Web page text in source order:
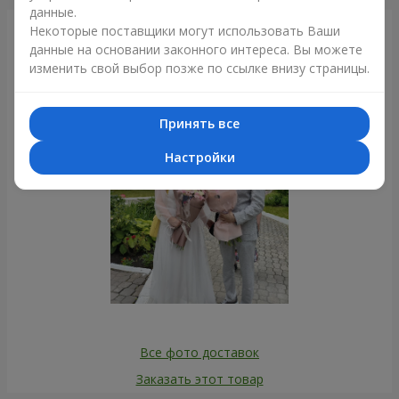
Фотогалерея
Все фото доставок
Заказать этот товар
данные.
Некоторые поставщики могут использовать Ваши
данные на основании законного интереса. Вы можете
изменить свой выбор позже по ссылке внизу страницы.
Принять все
Настройки